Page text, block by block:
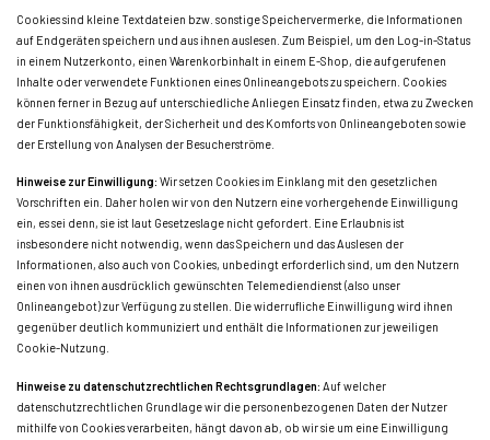
Cookies sind kleine Textdateien bzw. sonstige Speichervermerke, die Informationen
auf Endgeräten speichern und aus ihnen auslesen. Zum Beispiel, um den Log-in-Status
in einem Nutzerkonto, einen Warenkorbinhalt in einem E-Shop, die aufgerufenen
Inhalte oder verwendete Funktionen eines Onlineangebots zu speichern. Cookies
können ferner in Bezug auf unterschiedliche Anliegen Einsatz finden, etwa zu Zwecken
der Funktionsfähigkeit, der Sicherheit und des Komforts von Onlineangeboten sowie
der Erstellung von Analysen der Besucherströme.
Hinweise zur Einwilligung: Wir setzen Cookies im Einklang mit den gesetzlichen
Vorschriften ein. Daher holen wir von den Nutzern eine vorhergehende Einwilligung
ein, es sei denn, sie ist laut Gesetzeslage nicht gefordert. Eine Erlaubnis ist
insbesondere nicht notwendig, wenn das Speichern und das Auslesen der
Informationen, also auch von Cookies, unbedingt erforderlich sind, um den Nutzern
einen von ihnen ausdrücklich gewünschten Telemediendienst (also unser
Onlineangebot) zur Verfügung zu stellen. Die widerrufliche Einwilligung wird ihnen
gegenüber deutlich kommuniziert und enthält die Informationen zur jeweiligen
Cookie-Nutzung.
Hinweise zu datenschutzrechtlichen Rechtsgrundlagen: Auf welcher
datenschutzrechtlichen Grundlage wir die personenbezogenen Daten der Nutzer
mithilfe von Cookies verarbeiten, hängt davon ab, ob wir sie um eine Einwilligung